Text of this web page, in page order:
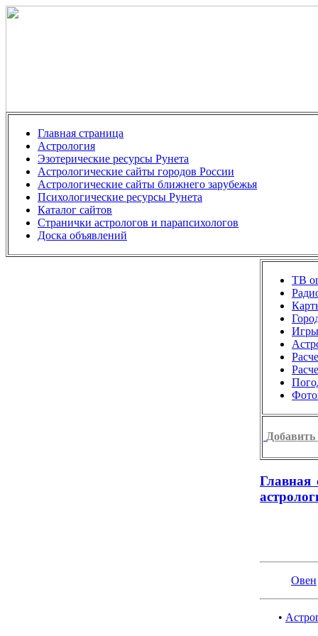
Главная страница
Астрология
Эзотерические ресурсы Рунета
Астрологические сайты городов России
Астрологические сайты ближнего зарубежья
Психологические ресурсы Рунета
Каталог сайтов
Странички астрологов и парапсихологов
Доска объявлений
ТВ
Игры
Добавить
Главная
Овен
•